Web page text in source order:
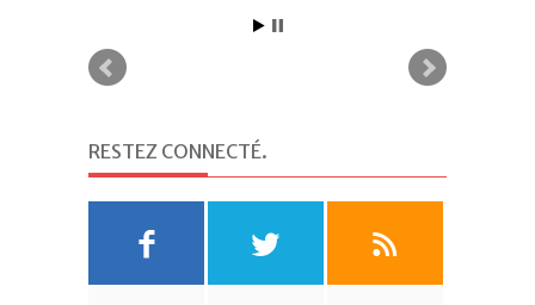
RESTEZ CONNECTÉ.